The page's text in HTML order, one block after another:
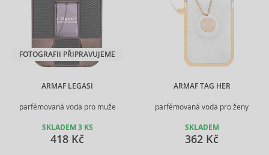
ARMAF LEGASI
parfémovaná voda pro muže
FOTOGRAFII PŘIPRAVUJEME
SKLADEM 3 KS
418 Kč
ARMAF TAG HER
parfémovaná voda pro ženy
SKLADEM
362 Kč